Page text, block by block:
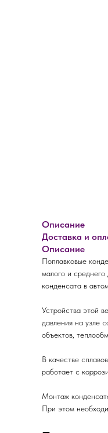
Описание
Доставка и
Описание
Поплавковые
малого и
конденсата в
Устройства этой
давления на узле
объектов,
В качестве
работает с
Монтаж
При этом